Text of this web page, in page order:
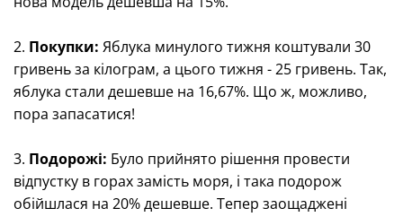
2. Покупки: Яблука минулого тижня коштували 30
гривень за кілограм, а цього тижня - 25 гривень. Так,
яблука стали дешевше на 16,67%. Що ж, можливо,
пора запасатися!
3. Подорожі: Було прийнято рішення провести
відпустку в горах замість моря, і така подорож
обійшлася на 20% дешевше. Тепер заощаджені